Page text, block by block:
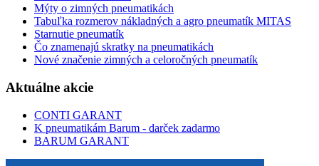
Mýty o zimných pneumatikách
Tabuľka rozmerov nákladných a agro pneumatík MITAS
Starnutie pneumatík
Čo znamenajú skratky na pneumatikách
Nové značenie zimných a celoročných pneumatík
Aktuálne akcie
CONTI GARANT
K pneumatikám Barum - darček zadarmo
BARUM GARANT